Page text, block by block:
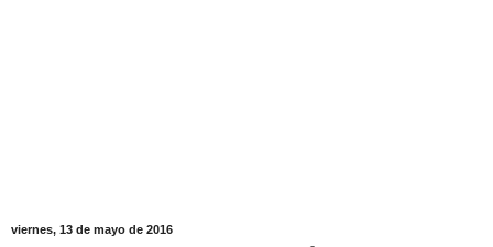
viernes, 13 de mayo de 2016